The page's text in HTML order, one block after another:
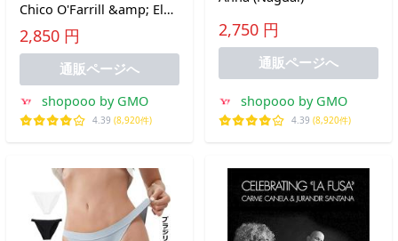
Chico O'Farrill &amp; El
Arabe (Chico O'Farrill
&amp; El Arabe)
2,850 円
通販ページへ
shopooo by GMO
4.39 (8,920件)
2,750 円
通販ページへ
shopooo by GMO
4.39 (8,920件)